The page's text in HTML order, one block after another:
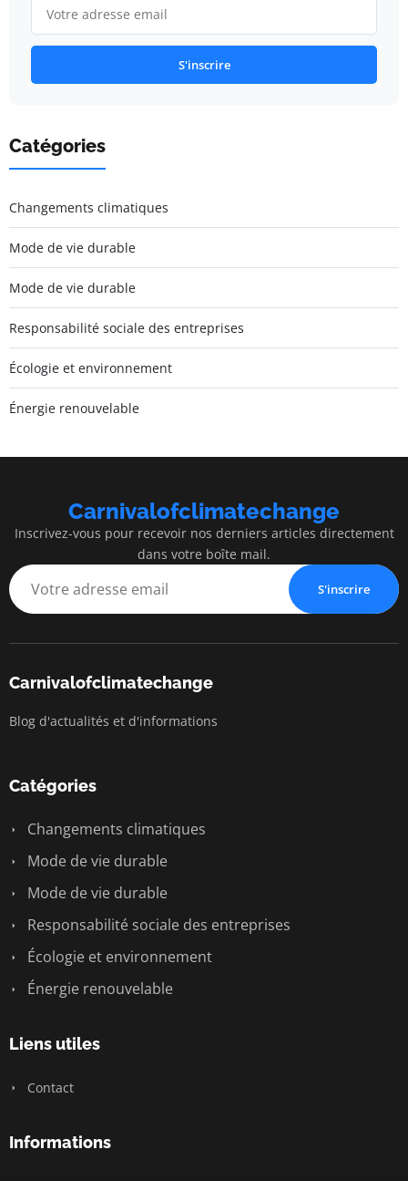
S'inscrire
Catégories
Changements climatiques
Mode de vie durable
Mode de vie durable
Responsabilité sociale des entreprises
Écologie et environnement
Énergie renouvelable
Carnivalofclimatechange
Inscrivez-vous pour recevoir nos derniers articles directement
dans votre boîte mail.
S'inscrire
Carnivalofclimatechange
Blog d'actualités et d'informations
Catégories
Changements climatiques
Mode de vie durable
Mode de vie durable
Responsabilité sociale des entreprises
Écologie et environnement
Énergie renouvelable
Liens utiles
Contact
Informations